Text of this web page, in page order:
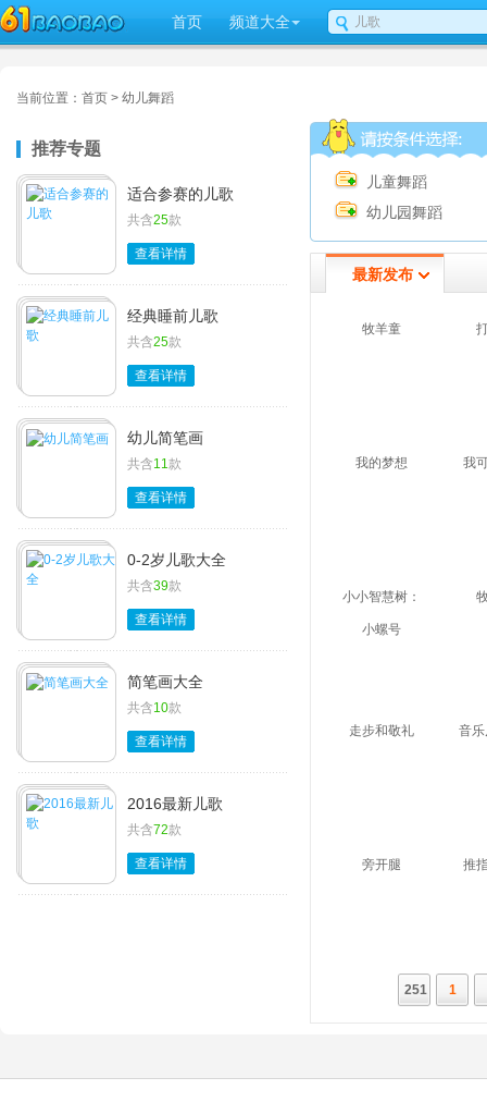
首页 频道大全
当前位置： 首页 > 幼儿舞蹈
推荐专题
适合参赛的儿歌
共含25款
查看详情
经典睡前儿歌
共含25款
查看详情
幼儿简笔画
共含11款
查看详情
0-2岁儿歌大全
共含39款
查看详情
简笔画大全
共含10款
查看详情
2016最新儿歌
共含72款
查看详情
儿童舞蹈
幼儿园舞蹈
最新发布
牧羊童
我的梦想 我
小小智慧树：
小螺号
走步和敬礼 音
旁开腿 推
251 1